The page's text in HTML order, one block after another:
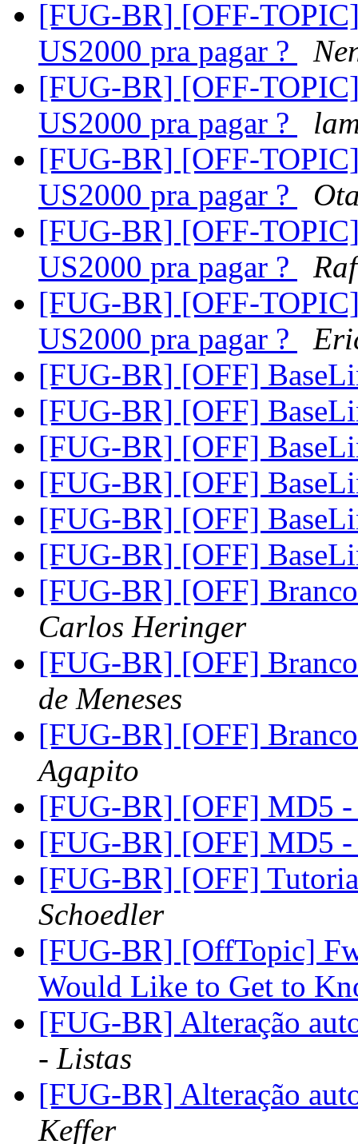
[FUG-BR] [OFF-
US2000 pra pagar ?
[FUG-BR] [OFF-
US2000 pra pagar ?
[FUG-BR] [OFF-
US2000 pra pagar ?
[FUG-BR] [OFF-
US2000 pra pagar ?
[FUG-BR] [OFF-
US2000 pra pagar ?
[FUG-BR] [OFF]
[FUG-BR] [OFF]
[FUG-BR] [OFF]
[FUG-BR] [OFF]
[FUG-BR] [OFF]
[FUG-BR] [OFF]
[FUG-BR] [OFF]
Carlos Heringer
[FUG-BR] [OFF]
de Meneses
[FUG-BR] [OFF]
Agapito
[FUG-BR] [OFF] MD5
[FUG-BR] [OFF] MD5
[FUG-BR] [OFF]
Schoedler
[FUG-BR] [OffTopic]
Would Like to Get to
[FUG-BR] Alteração
- Listas
[FUG-BR] Alteração
Keffer